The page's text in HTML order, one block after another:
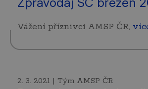
Vážení příznivci AMSP ČR,
2. 3. 2021 | Tým AMSP ČR